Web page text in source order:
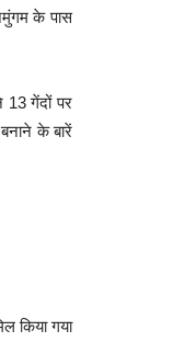
के पास
गेंदों पर
के बारें
किया गया